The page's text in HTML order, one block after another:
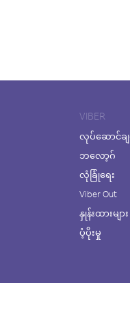
VIBER
လုပ်ဆောင်ချ
ဘလော့ဂ်
လုံခြုံရေး
Viber Out
နှုန်းထားများ
ပံ့ပိုးမှု